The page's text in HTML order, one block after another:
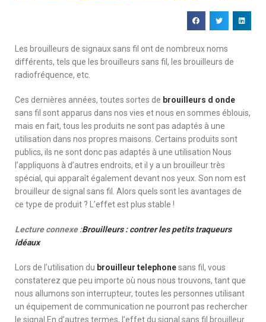
Les brouilleurs de signaux sans fil ont de nombreux noms
différents, tels que les brouilleurs sans fil, les brouilleurs de
radiofréquence, etc.
Ces dernières années, toutes sortes de brouilleurs d onde
sans fil sont apparus dans nos vies et nous en sommes éblouis,
mais en fait, tous les produits ne sont pas adaptés à une
utilisation dans nos propres maisons. Certains produits sont
publics, ils ne sont donc pas adaptés à une utilisation Nous
l’appliquons à d’autres endroits, et il y a un brouilleur très
spécial, qui apparaît également devant nos yeux. Son nom est
brouilleur de signal sans fil. Alors quels sont les avantages de
ce type de produit ? L’effet est plus stable !
Lecture connexe :Brouilleurs : contrer les petits traqueurs
idéaux
Lors de l’utilisation du brouilleur telephonesans fil, vous
constaterez que peu importe où nous nous trouvons, tant que
nous allumons son interrupteur, toutes les personnes utilisant
un équipement de communication ne pourront pas rechercher
le signal.En d’autres termes, l’effet du signal sans fil brouilleur